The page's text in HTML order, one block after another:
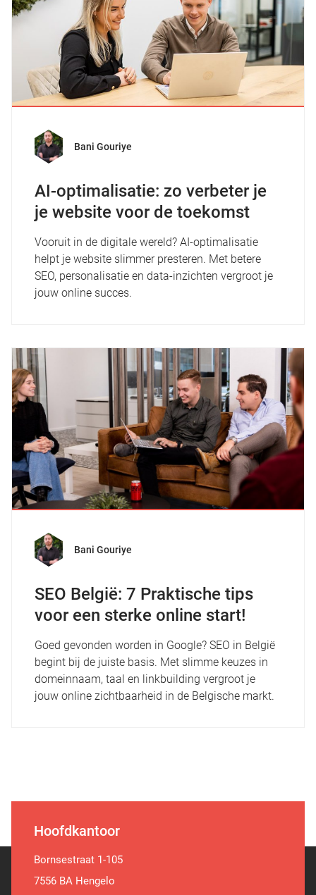
Bani Gouriye
AI-optimalisatie: zo verbeter je
je website voor de toekomst
Vooruit in de digitale wereld? AI-optimalisatie
helpt je website slimmer presteren. Met betere
SEO, personalisatie en data-inzichten vergroot je
jouw online succes.
Bani Gouriye
SEO België: 7 Praktische tips
voor een sterke online start!
Goed gevonden worden in Google? SEO in België
begint bij de juiste basis. Met slimme keuzes in
domeinnaam, taal en linkbuilding vergroot je
jouw online zichtbaarheid in de Belgische markt.
Hoofdkantoor
Bornsestraat 1-105
7556 BA Hengelo